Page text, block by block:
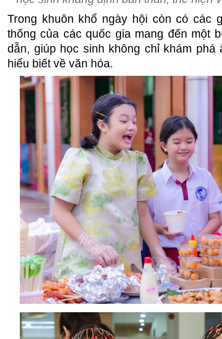
Trong khuôn khổ ngày hội còn có các
thống của các quốc gia mang đến một
dẫn, giúp học sinh không chỉ khám
hiểu biết về văn hóa.